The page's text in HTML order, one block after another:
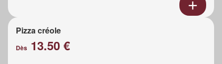
Pizza créole
Dès 13.50 €